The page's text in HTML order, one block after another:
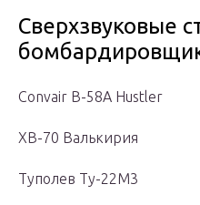
Сверхзвуковые
Convair B-58A Hustler
XB-70 Валькирия
Туполев Ту-22М3